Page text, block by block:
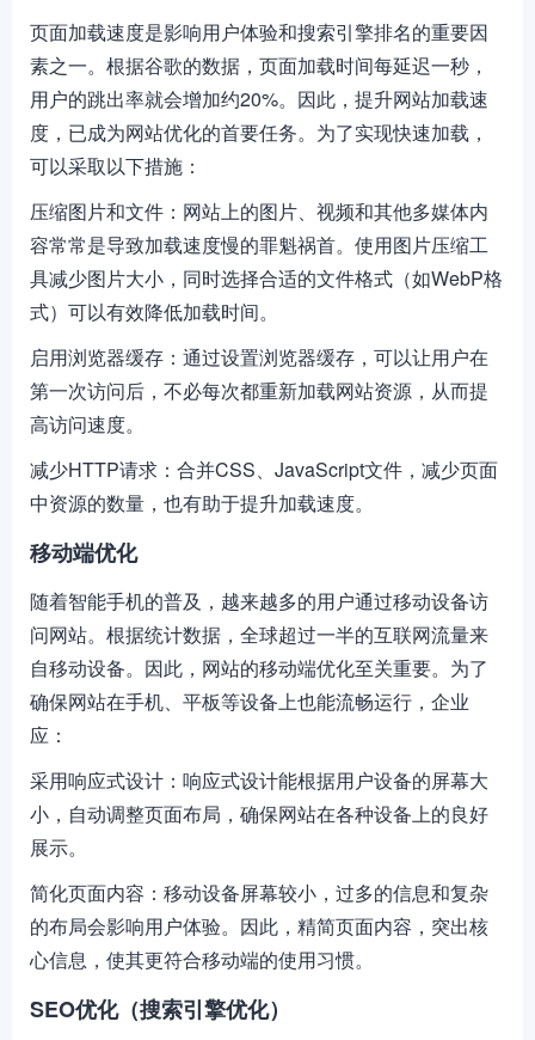
页面加载速度是影响用户体验和搜索引擎排名的重要因
素之一。根据谷歌的数据，页面加载时间每延迟一秒，
用户的跳出率就会增加约20%。因此，提升网站加载速
度，已成为网站优化的首要任务。为了实现快速加载，
可以采取以下措施：
压缩图片和文件：网站上的图片、视频和其他多媒体内
容常常是导致加载速度慢的罪魁祸首。使用图片压缩工
具减少图片大小，同时选择合适的文件格式（如WebP格
式）可以有效降低加载时间。
启用浏览器缓存：通过设置浏览器缓存，可以让用户在
第一次访问后，不必每次都重新加载网站资源，从而提
高访问速度。
减少HTTP请求：合并CSS、JavaScript文件，减少页面
中资源的数量，也有助于提升加载速度。
移动端优化
随着智能手机的普及，越来越多的用户通过移动设备访
问网站。根据统计数据，全球超过一半的互联网流量来
自移动设备。因此，网站的移动端优化至关重要。为了
确保网站在手机、平板等设备上也能流畅运行，企业
应：
采用响应式设计：响应式设计能根据用户设备的屏幕大
小，自动调整页面布局，确保网站在各种设备上的良好
展示。
简化页面内容：移动设备屏幕较小，过多的信息和复杂
的布局会影响用户体验。因此，精简页面内容，突出核
心信息，使其更符合移动端的使用习惯。
SEO优化（搜索引擎优化）